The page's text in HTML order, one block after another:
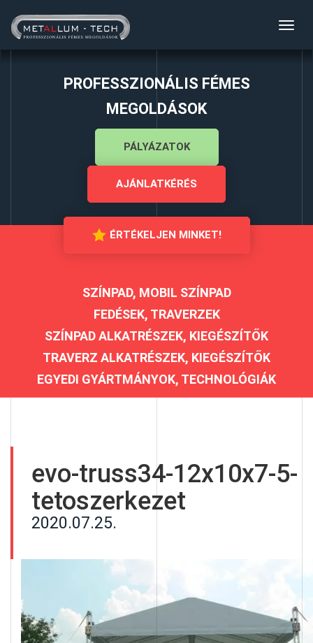
PROFESSZIONÁLIS FÉMES
MEGOLDÁSOK
PÁLYÁZATOK
AJÁNLATKÉRÉS
ÉRTÉKELJEN MINKET!
SZÍNPAD, MOBIL SZÍNPAD
FEDÉSEK, TRAVERZEK
SZÍNPAD ALKATRÉSZEK, KIEGÉSZÍTŐK
TRAVERZ ALKATRÉSZEK, KIEGÉSZÍTŐK
EGYEDI GYÁRTMÁNYOK, TECHNOLÓGIÁK
evo-truss34-12x10x7-5-
tetoszerkezet
2020.07.25.